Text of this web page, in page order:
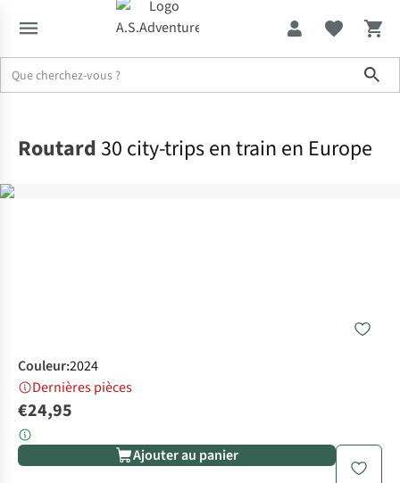
Routard30 city-trips en train en Europe
Couleur:2024
Dernières pièces
€24,95
Ajouter au panier